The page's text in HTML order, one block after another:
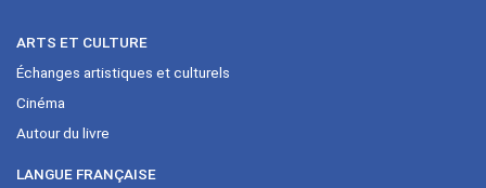
ARTS ET CULTURE
Échanges artistiques et culturels
Cinéma
Autour du livre
LANGUE FRANÇAISE